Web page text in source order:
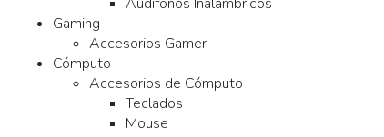
Gaming
Accesorios Gamer
Cómputo
Accesorios de Cómputo
Teclados
Mouse